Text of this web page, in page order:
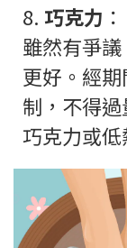
8. 巧克力 ：
雖然有爭
更好。經
制，不得
巧克力或低